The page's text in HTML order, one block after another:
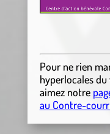
Pour ne rien
hyperlocalesdu
aimez notre
au Contre-